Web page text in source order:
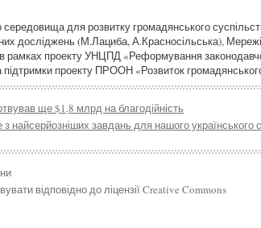
для розвитку громадянського
досліджень (М.Лациба, А.Красносільська),
рамках проекту УНЦПД «Реформування
підтримки проекту ПРООН «Розвиток
ще $1,8 млрд на благодійність
з найсерйозніших завдань для нашого
відповідно до ліцензії Creative Commons